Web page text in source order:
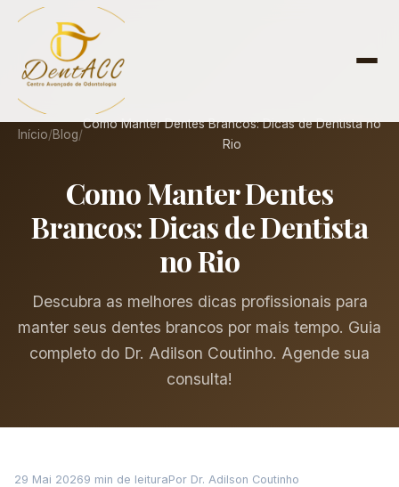
Início/Blog/
Como Manter Dentes Brancos: Dicas de Dentista no
Rio
Como Manter Dentes
Brancos: Dicas de Dentista
no Rio
Descubra as melhores dicas profissionais para
manter seus dentes brancos por mais tempo. Guia
completo do Dr. Adilson Coutinho. Agende sua
consulta!
29 Mai 20269 min de leituraPor Dr. Adilson Coutinho